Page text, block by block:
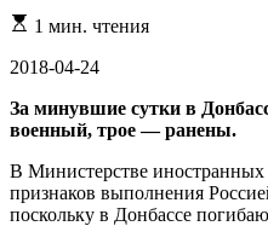
Расчетное
чтения
1 мин. чтения
2018-04-24
За минувшие сутки в
военный, трое — ранены.
В Министерстве иностранных
признаков выполнения
поскольку в Донбассе